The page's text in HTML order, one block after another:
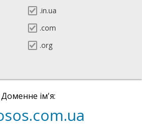
.in.ua
.com
.org
Доменне ім'я: